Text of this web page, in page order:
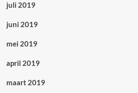
juli 2019
juni 2019
mei 2019
april 2019
maart 2019